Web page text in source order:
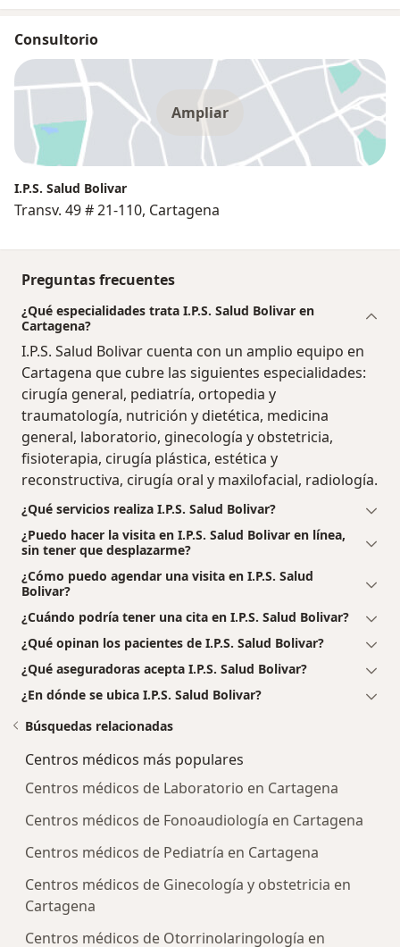
Consultorio
Ampliar
I.P.S. Salud Bolivar
Transv. 49 # 21-110, Cartagena
Preguntas frecuentes
¿Qué especialidades trata I.P.S. Salud Bolivar en
Cartagena?
I.P.S. Salud Bolivar cuenta con un amplio equipo en
Cartagena que cubre las siguientes especialidades:
cirugía general, pediatría, ortopedia y
traumatología, nutrición y dietética, medicina
general, laboratorio, ginecología y obstetricia,
fisioterapia, cirugía plástica, estética y
reconstructiva, cirugía oral y maxilofacial, radiología.
¿Qué servicios realiza I.P.S. Salud Bolivar?
¿Puedo hacer la visita en I.P.S. Salud Bolivar en línea,
sin tener que desplazarme?
¿Cómo puedo agendar una visita en I.P.S. Salud
Bolivar?
¿Cuándo podría tener una cita en I.P.S. Salud Bolivar?
¿Qué opinan los pacientes de I.P.S. Salud Bolivar?
¿Qué aseguradoras acepta I.P.S. Salud Bolivar?
¿En dónde se ubica I.P.S. Salud Bolivar?
Búsquedas relacionadas
Centros médicos más populares
Centros médicos de Laboratorio en Cartagena
Centros médicos de Fonoaudiología en Cartagena
Centros médicos de Pediatría en Cartagena
Centros médicos de Ginecología y obstetricia en
Cartagena
Centros médicos de Otorrinolaringología en